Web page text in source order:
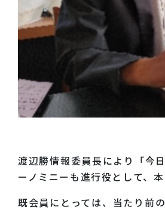
渡辺勝情報委員長により「今
ーノミニーも進行役として、
既会員にとっては、当たり前